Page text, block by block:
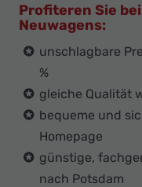
Profiteren Sie
Neuwagens:
unschlagbare
%
gleiche Qualität
bequeme und
Homepage
günstige,
nach Potsdam